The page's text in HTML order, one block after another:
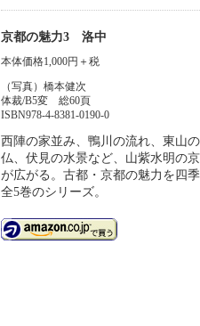
京都の魅力3 洛中
本体価格1,000円＋税
（写真）橋本健次
体裁/B5変 総60頁
ISBN978-4-8381-0190-0
西陣の家並み、鴨川の流れ、東山
仏、伏見の水景など、山紫水明の
が広がる。古都・京都の魅力を四
全5巻のシリーズ。